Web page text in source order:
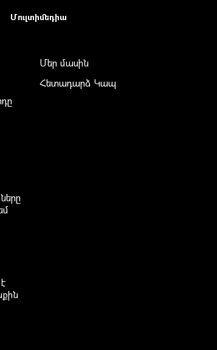
Մուլտիմեդիա
Մեր մասին
Հետադարձ Կապ